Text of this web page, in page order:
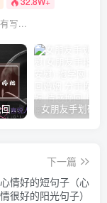
写...
基督徒出轨怎么挽回婚姻(基督徒面对出轨婚姻)
下一篇
情好的短句子（心
情很好的阳光句子）